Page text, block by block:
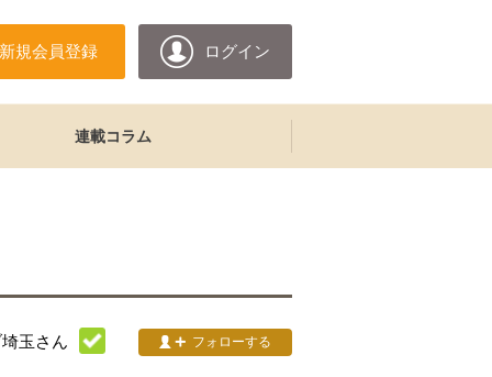
新規会員登録 ログイン
連載コラム
玉 さん フォローする